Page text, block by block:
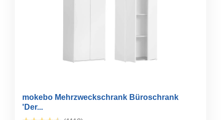
mokebo Mehrzweckschrank Büroschrank
'Der...